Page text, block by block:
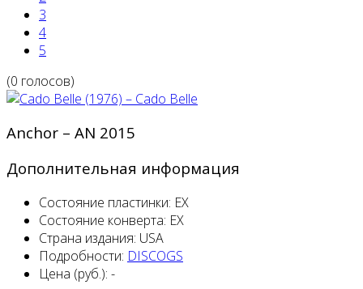
3
4
5
(0 голосов)
Anchor – AN 2015
Дополнительная информация
Состояние пластинки: EX
Состояние конверта: EX
Страна издания: USA
Подробности: DISCOGS
Цена (руб.): -